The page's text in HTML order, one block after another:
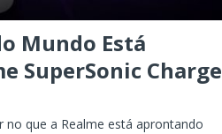
Mundo Está
SuperSonic Charge
que a Realme está aprontando